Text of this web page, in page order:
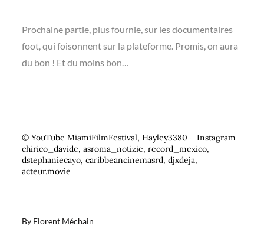
Prochaine partie, plus fournie, sur les documentaires
foot, qui foisonnent sur la plateforme. Promis, on aura
du bon ! Et du moins bon…
© YouTube MiamiFilmFestival, Hayley3380 – Instagram
chirico_davide, asroma_notizie, record_mexico,
dstephaniecayo, caribbeancinemasrd, djxdeja,
acteur.movie
By Florent Méchain